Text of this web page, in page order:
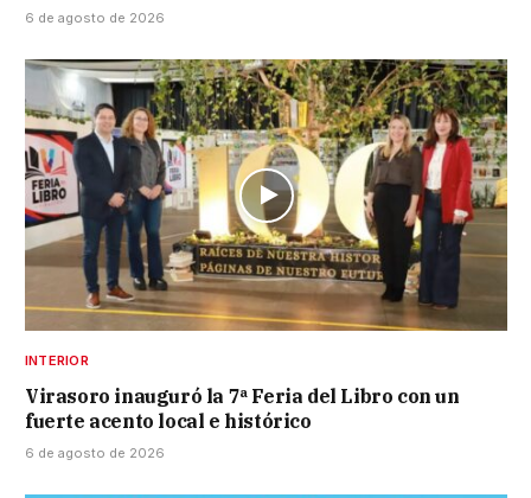
6 de agosto de 2026
INTERIOR
Virasoro inauguró la 7ª Feria del Libro con un
fuerte acento local e histórico
6 de agosto de 2026